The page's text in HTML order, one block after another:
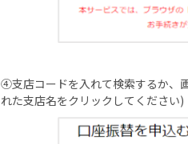
④支店コードを入れて検索するか、
れた支店名をクリックしてください)